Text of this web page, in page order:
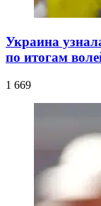
Украина
по итогам
1 669